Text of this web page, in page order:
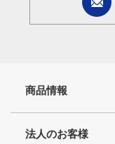
商品情報
法人のお客様